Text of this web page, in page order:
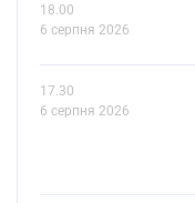
18.00
6 серпня 2026
17.30
6 серпня 2026